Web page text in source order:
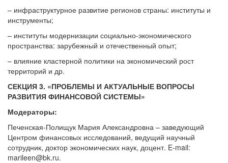
– инфраструктурное развитие регионов страны: институты и
инструменты;
– институты модернизации социально-экономического
пространства: зарубежный и отечественный опыт;
– влияние кластерной политики на экономический рост
территорий и др.
СЕКЦИЯ 3. «ПРОБЛЕМЫ И АКТУАЛЬНЫЕ ВОПРОСЫ
РАЗВИТИЯ ФИНАНСОВОЙ СИСТЕМЫ»
Модераторы:
Печенская-Полищук Мария Александровна – заведующий
Центром финансовых исследований, ведущий научный
сотрудник, доктор экономических наук, доцент. E-mail:
marileen@bk.ru.